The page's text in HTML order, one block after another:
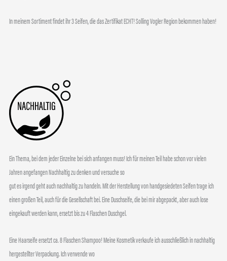
In meinem Sortiment findet ihr 3 Seifen, die das Zertifikat ECHT! Solling Vogler Region bekommen haben!
Ein Thema, bei dem jeder Einzelne bei sich anfangen muss! Ich für meinen Teil habe schon vor vielen
Jahren angefangen Nachhaltig zu denken und versuche so
gut es irgend geht auch nachhaltig zu handeln. Mit der Herstellung von handgesiedeten Seifen trage ich
einen großen Teil, auch für die Gesellschaft bei. Eine Duschseife, die bei mir abgepackt, aber auch lose
eingekauft werden kann, ersetzt bis zu 4 Flaschen Duschgel.
Eine Haarseife ersetzt ca. 8 Flaschen Shampoo! Meine Kosmetik verkaufe ich ausschließlich in nachhaltig
hergestellter Verpackung. Ich verwende wo